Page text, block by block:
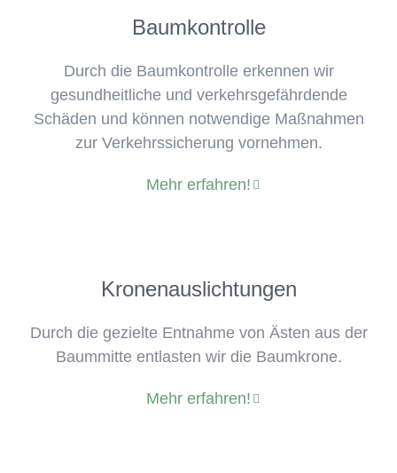
Baumkontrolle
Durch die Baumkontrolle erkennen wir
gesundheitliche und verkehrsgefährdende
Schäden und können notwendige Maßnahmen
zur Verkehrssicherung vornehmen.
Mehr erfahren!
Kronenauslichtungen
Durch die gezielte Entnahme von Ästen aus der
Baummitte entlasten wir die Baumkrone.
Mehr erfahren!